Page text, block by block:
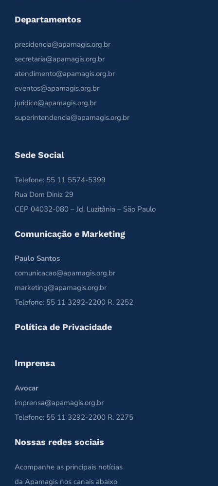
Departamentos
presidencia@apamagis.org.br
secretaria@apamagis.org.br
atendimento@apamagis.org.br
eventos@apamagis.org.br
juridico@apamagis.org.br
superintendencia@apamagis.org.br
Sede Social
Telefone: 55 11 5574-5399
Rua Dom Diniz 29
CEP 04032-080 – Jd. Luzitânia – São Paulo
Comunicação e Marketing
Paulo Santos
comunicacao@apamagis.org.br
marketing@apamagis.org.br
Telefone: 55 11 3292-2200 R. 2252
Política de Privacidade
Imprensa
Avocar
imprensa@apamagis.org.br
Telefone: 55 11 3292-2200 R. 2275
Nossas redes sociais
Acompanhe as principais notícias
da Apamagis nos canais abaixo